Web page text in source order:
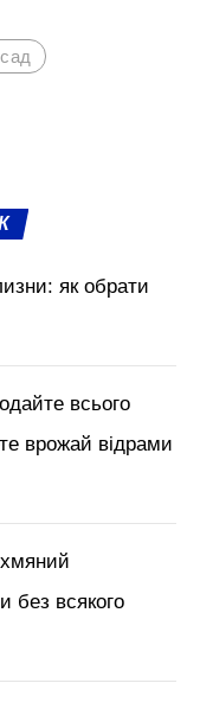
як обрати
всього
врожай відрами
без всякого